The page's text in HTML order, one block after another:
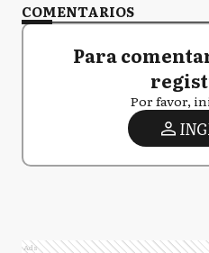
COMENTARIOS
Para
Por favor,
Ads